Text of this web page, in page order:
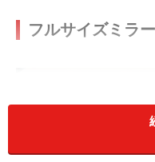
フルサイズミラ